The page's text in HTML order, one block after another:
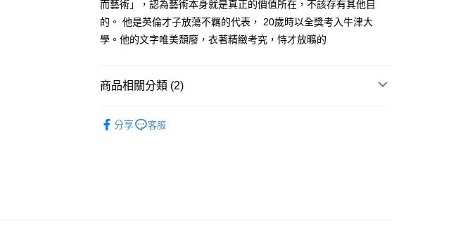
而藝術」，認為藝術本身就是真正的價值所在，不該存有其他目
的。 他是英倫才子放蕩不羈的代表， 20歲時以全獎考入牛津大
學。他的文字唯美頹廢，衣著精緻考究，恃才放曠的
商品相關分類 (2)
分享 客服